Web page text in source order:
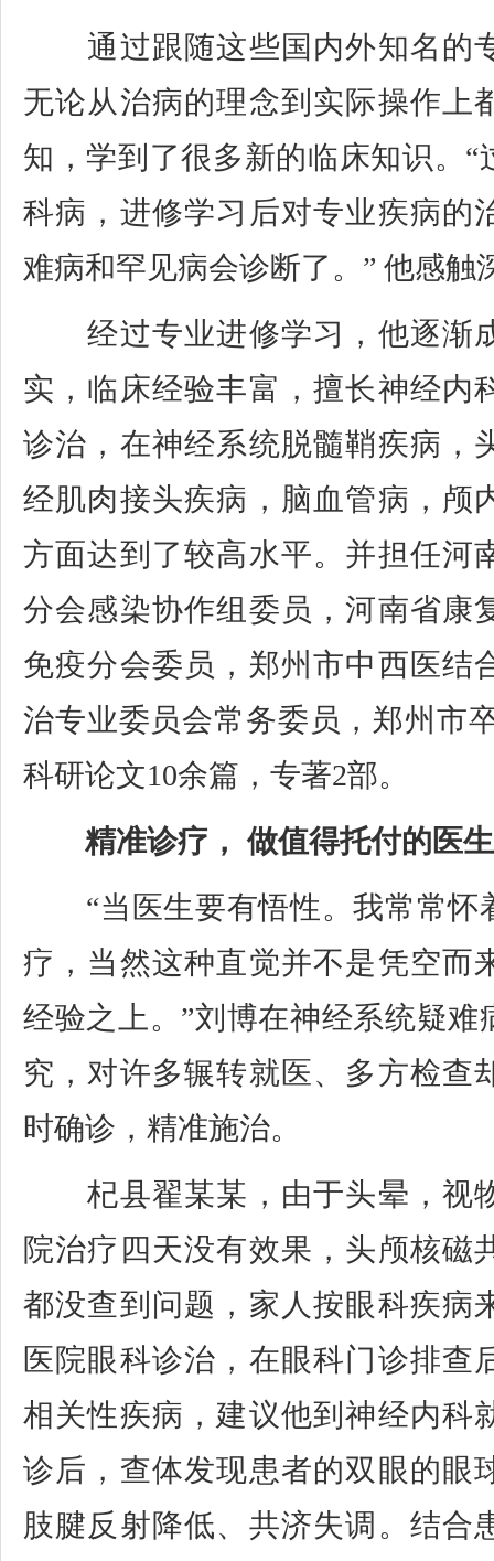
通过跟随这些国内外知名的
无论从治病的理念到实际操作上
知，学到了很多新的临床知识。“
科病，进修学习后对专业疾病的
难病和罕见病会诊断了。” 他感触
经过专业进修学习，他逐渐
实，临床经验丰富，擅长神经内
诊治，在神经系统脱髓鞘疾病，
经肌肉接头疾病，脑血管病，颅
方面达到了较高水平。并担任河
分会感染协作组委员，河南省康
免疫分会委员，郑州市中西医结
治专业委员会常务委员，郑州市
科研论文10余篇，专著2部。
精准诊疗， 做值得托付的医生
“当医生要有悟性。我常常怀
疗，当然这种直觉并不是凭空而
经验之上。”刘博在神经系统疑难
究，对许多辗转就医、多方检查
时确诊，精准施治。
杞县翟某某，由于头晕，视
院治疗四天没有效果，头颅核磁
都没查到问题，家人按眼科疾病
医院眼科诊治，在眼科门诊排查
相关性疾病，建议他到神经内科
诊后，查体发现患者的双眼的眼
肢腱反射降低、共济失调。结合